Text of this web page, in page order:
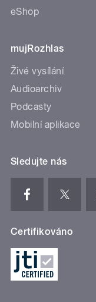
eShop
mujRozhlas
Živé vysílání
Audioarchiv
Podcasty
Mobilní aplikace
Sledujte nás
Certifikováno